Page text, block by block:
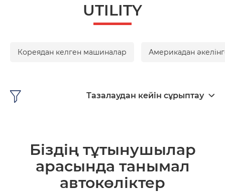
UTILITY
Кореядан келген машиналар Америкадан
Тазалаудан кейін сұрыптау
Біздің тұтынушылар
арасында танымал
автокөліктер